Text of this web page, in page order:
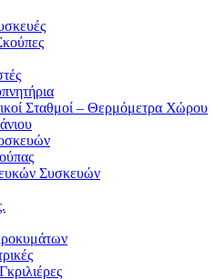
Σταθμοί – Θερμόμετρα Χώρου
Συσκευών